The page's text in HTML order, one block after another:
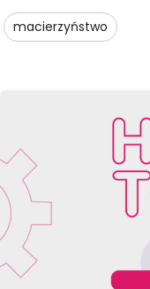
macierzyństwo